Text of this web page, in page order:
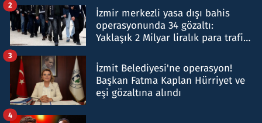
İzmir merkezli yasa dışı bahis
operasyonunda 34 gözaltı:
Yaklaşık 2 Milyar liralık para trafiği
2
İzmit Belediyesi'ne operasyon!
Başkan Fatma Kaplan Hürriyet ve
eşi gözaltına alındı
3
4